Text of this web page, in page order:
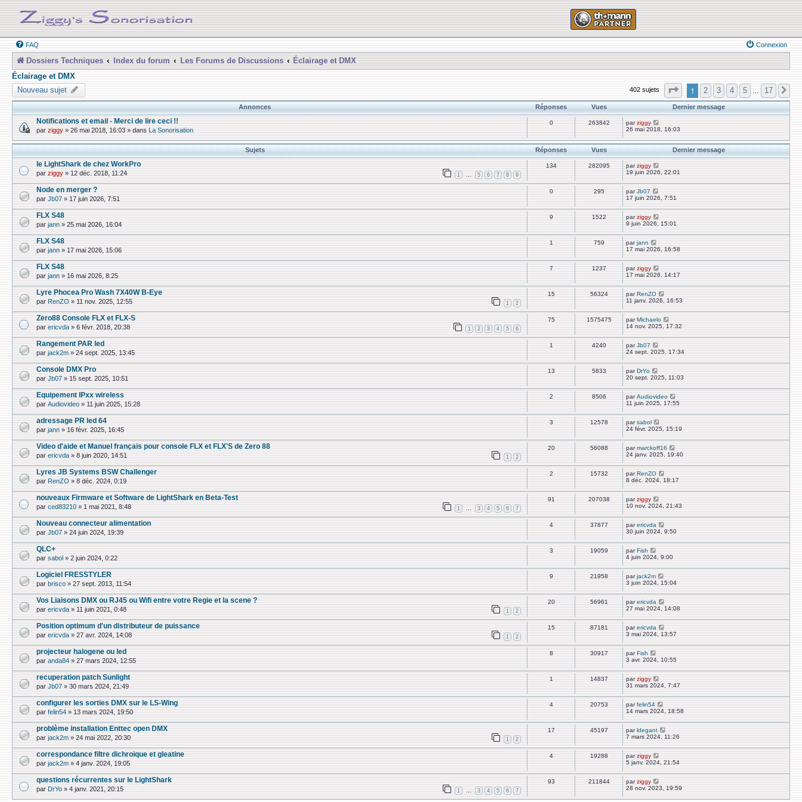
FAQ Connexion
Dossiers Techniques Index du forum Les Forums de Discussions
Éclairage et DMX
Éclairage et DMX
Nouveau sujet
402 sujets Page sur17
1 2 3 4 5 17
Annonces Réponses Vues Dernier message
Notifications et email - Merci de lire ceci !!
par ziggy » 26 mai 2018, 16:03 » dans La Sonorisation
0 263842 parziggy
26 mai 2018, 16:03
Sujets Réponses Vues Dernier message
le LightShark de chez WorkPro
par ziggy » 12 déc. 2018, 11:24 1 … 5 6 7 8 9
134 282095 parziggy
19 juin 2026, 22:01
Node en merger ?
par Jb07 » 17 juin 2026, 7:51
0 295 parJb07
17 juin 2026, 7:51
FLX S48
par jann » 25 mai 2026, 16:04
9 1522 parziggy
9 juin 2026, 15:01
FLX S48
par jann » 17 mai 2026, 15:06
1 759 parjann
17 mai 2026, 16:58
FLX S48
par jann » 16 mai 2026, 8:25
7 1237 parziggy
17 mai 2026, 14:17
Lyre Phocea Pro Wash 7X40W B-Eye
par RenZO » 11 nov. 2025, 12:55 1 2
15 56324 parRenZO
11 janv. 2026, 16:53
Zero88 Console FLX et FLX-S
par ericvda » 6 févr. 2018, 20:38 1 2 3 4 5 6
75 1575475 parMichaelo
14 nov. 2025, 17:32
Rangement PAR led
par jack2m » 24 sept. 2025, 13:45
1 4240 parJb07
24 sept. 2025, 17:34
Console DMX Pro
par Jb07 » 15 sept. 2025, 10:51
13 5833 parDrYo
20 sept. 2025, 11:03
Equipement IPxx wireless
par Audiovideo » 11 juin 2025, 15:28
2 8506 parAudiovideo
11 juin 2025, 17:55
adressage PR led 64
par jann » 16 févr. 2025, 16:45
3 12578 parsabol
24 févr. 2025, 15:19
Video d'aide et Manuel français pour console FLX et FLX'S de Zero 88
par ericvda » 8 juin 2020, 14:51 1 2
20 56088 parmarckoff16
24 janv. 2025, 19:40
Lyres JB Systems BSW Challenger
par RenZO » 8 déc. 2024, 0:19
2 15732 parRenZO
8 déc. 2024, 18:17
nouveaux Firmware et Software de LightShark en Beta-Test
par ced83210 » 1 mai 2021, 8:48 1 … 3 4 5 6 7
91 207038 parziggy
10 nov. 2024, 21:43
Nouveau connecteur alimentation
par Jb07 » 24 juin 2024, 19:39
4 37877 parericvda
30 juin 2024, 9:50
QLC+
par sabol » 2 juin 2024, 0:22
3 19059 parFish
4 juin 2024, 9:00
Logiciel FRESSTYLER
par brisco » 27 sept. 2013, 11:54
9 21958 parjack2m
3 juin 2024, 15:04
Vos Liaisons DMX ou RJ45 ou Wifi entre votre Regie et la scene ?
par ericvda » 11 juin 2021, 0:48 1 2
20 56961 parericvda
27 mai 2024, 14:08
Position optimum d'un distributeur de puissance
par ericvda » 27 avr. 2024, 14:08 1 2
15 87181 parericvda
3 mai 2024, 13:57
projecteur halogene ou led
par anda84 » 27 mars 2024, 12:55
8 30917 parFish
3 avr. 2024, 10:55
recuperation patch Sunlight
par Jb07 » 30 mars 2024, 21:49
1 14837 parziggy
31 mars 2024, 7:47
configurer les sorties DMX sur le LS-Wing
par felin54 » 13 mars 2024, 19:50
4 20753 parfelin54
14 mars 2024, 18:58
problème installation Enttec open DMX
par jack2m » 24 mai 2022, 20:30 1 2
17 45197 parldegant
7 mars 2024, 11:26
correspondance filtre dichroique et gleatine
par jack2m » 4 janv. 2024, 19:05
4 19288 parziggy
5 janv. 2024, 21:54
questions récurrentes sur le LightShark
par DrYo » 4 janv. 2021, 20:15 1 … 3 4 5 6 7
93 211844 parziggy
28 nov. 2023, 19:59